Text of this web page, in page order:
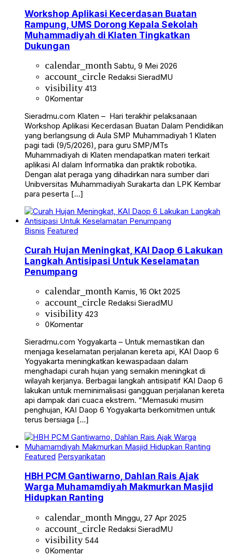
Workshop Aplikasi Kecerdasan Buatan
Rampung, UMS Dorong Kepala Sekolah
Muhammadiyah di Klaten Tingkatkan
Dukungan
calendar_month Sabtu, 9 Mei 2026
account_circle Redaksi SieradMU
visibility 413
0Komentar
Sieradmu.com Klaten – Hari terakhir pelaksanaan
Workshop Aplikasi Kecerdasan Buatan Dalam Pendidikan
yang berlangsung di Aula SMP Muhammadiyah 1 Klaten
pagi tadi (9/5/2026), para guru SMP/MTs
Muhammadiyah di Klaten mendapatkan materi terkait
aplikasi AI dalam Informatika dan praktik robotika.
Dengan alat peraga yang dihadirkan nara sumber dari
Unibversitas Muhammadiyah Surakarta dan LPK Kembar
para peserta […]
Bisnis Featured
Curah Hujan Meningkat, KAI Daop 6 Lakukan
Langkah Antisipasi Untuk Keselamatan
Penumpang
calendar_month Kamis, 16 Okt 2025
account_circle Redaksi SieradMU
visibility 423
0Komentar
Sieradmu.com Yogyakarta – Untuk memastikan dan
menjaga keselamatan perjalanan kereta api, KAI Daop 6
Yogyakarta meningkatkan kewaspadaan dalam
menghadapi curah hujan yang semakin meningkat di
wilayah kerjanya. Berbagai langkah antisipatif KAI Daop 6
lakukan untuk meminimalisasi gangguan perjalanan kereta
api dampak dari cuaca ekstrem. “Memasuki musim
penghujan, KAI Daop 6 Yogyakarta berkomitmen untuk
terus bersiaga […]
Featured Persyarikatan
HBH PCM Gantiwarno, Dahlan Rais Ajak
Warga Muhamamdiyah Makmurkan Masjid
Hidupkan Ranting
calendar_month Minggu, 27 Apr 2025
account_circle Redaksi SieradMU
visibility 544
0Komentar